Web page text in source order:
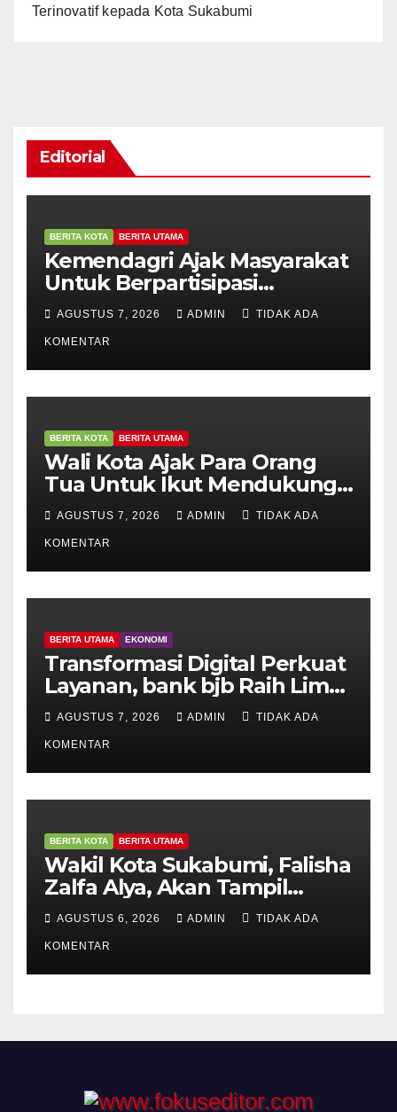
Terinovatif kepada Kota Sukabumi
Editorial
BERITA KOTA BERITA UTAMA
Kemendagri Ajak Masyarakat
Untuk Berpartisipasi
Menyemarakkan Peringatan
HUT ke – 81
AGUSTUS 7, 2026 ADMIN TIDAK ADA
KOMENTAR
BERITA KOTA BERITA UTAMA
Wali Kota Ajak Para Orang
Tua Untuk Ikut Mendukung
Pelaksanaan BIAS
AGUSTUS 7, 2026 ADMIN TIDAK ADA
KOMENTAR
BERITA UTAMA EKONOMI
Transformasi Digital Perkuat
Layanan, bank bjb Raih Lima
Titanium Awards pada
PRIMA Awards 2026
AGUSTUS 7, 2026 ADMIN TIDAK ADA
KOMENTAR
BERITA KOTA BERITA UTAMA
Wakil Kota Sukabumi, Falisha
Zalfa Alya, Akan Tampil
Dalam Grandfinal Pasanggiri
Wanoja Jajaka Budaya Jawa
Barat
AGUSTUS 6, 2026 ADMIN TIDAK ADA
KOMENTAR